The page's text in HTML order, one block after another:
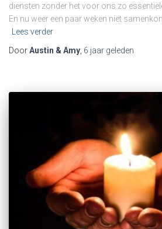
diensten zonder het voor ons zo
En nu weer een paar weken niet
Lees verder
DoorAustin & Amy 6 jaar geleden